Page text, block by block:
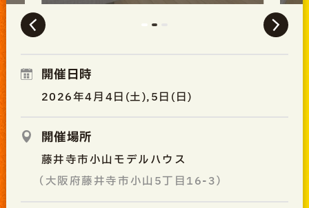
開催日時
2026年4月4日(土),5日(日)
開催場所
藤井寺市小山モデルハウス
（大阪府藤井寺市小山5丁目16-3）